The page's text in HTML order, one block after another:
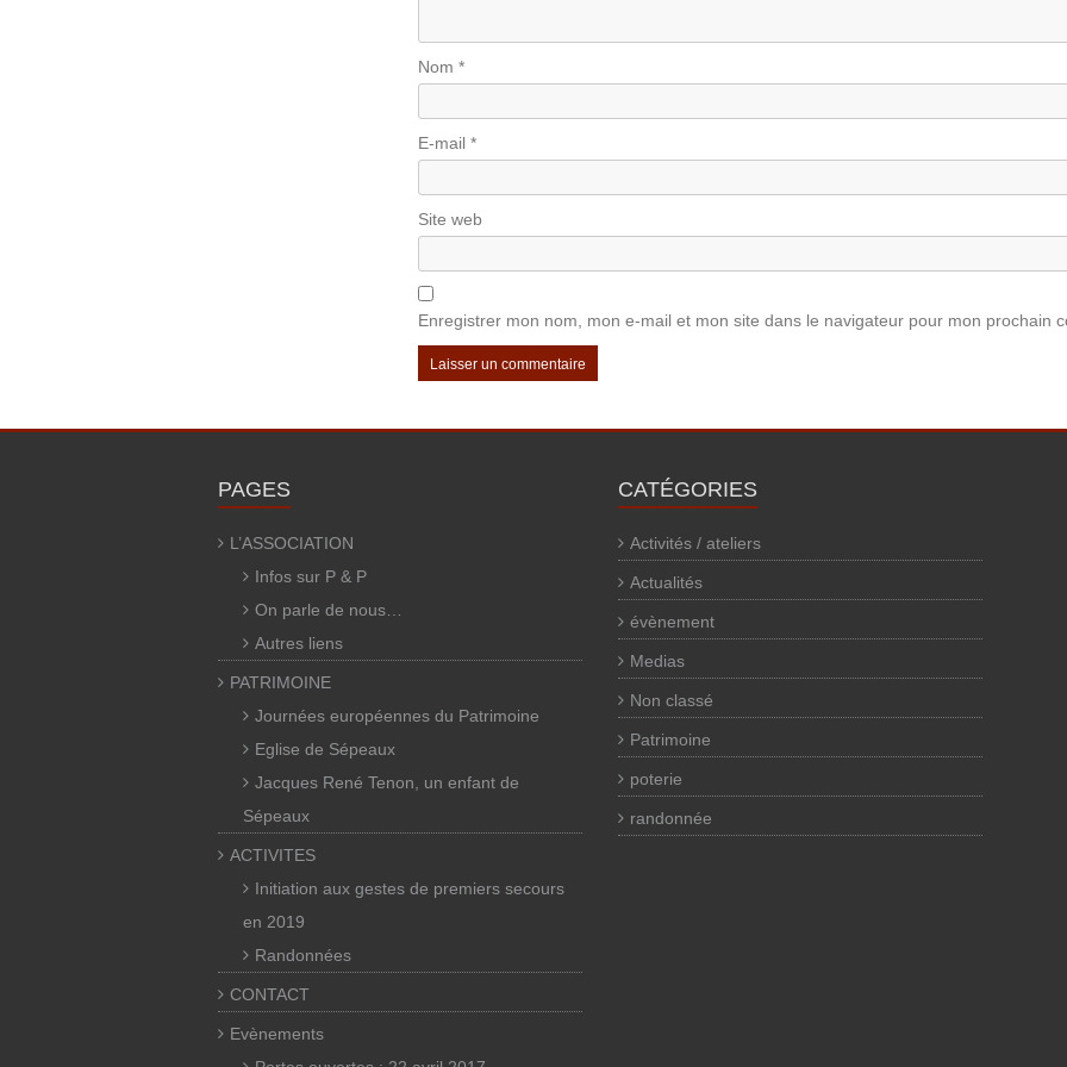
Nom*
E-mail*
Site web
Enregistrer mon nom, mon e-mail et mon site dans le navigateur pour mon prochain
PAGES
L’ASSOCIATION
Infos sur P & P
On parle de nous…
Autres liens
PATRIMOINE
Journées européennes du Patrimoine
Eglise de Sépeaux
Jacques René Tenon, un enfant de
Sépeaux
ACTIVITES
Initiation aux gestes de premiers secours
en 2019
Randonnées
CONTACT
Evènements
CATÉGORIES
Activités / ateliers
Actualités
évènement
Medias
Non classé
Patrimoine
poterie
randonnée